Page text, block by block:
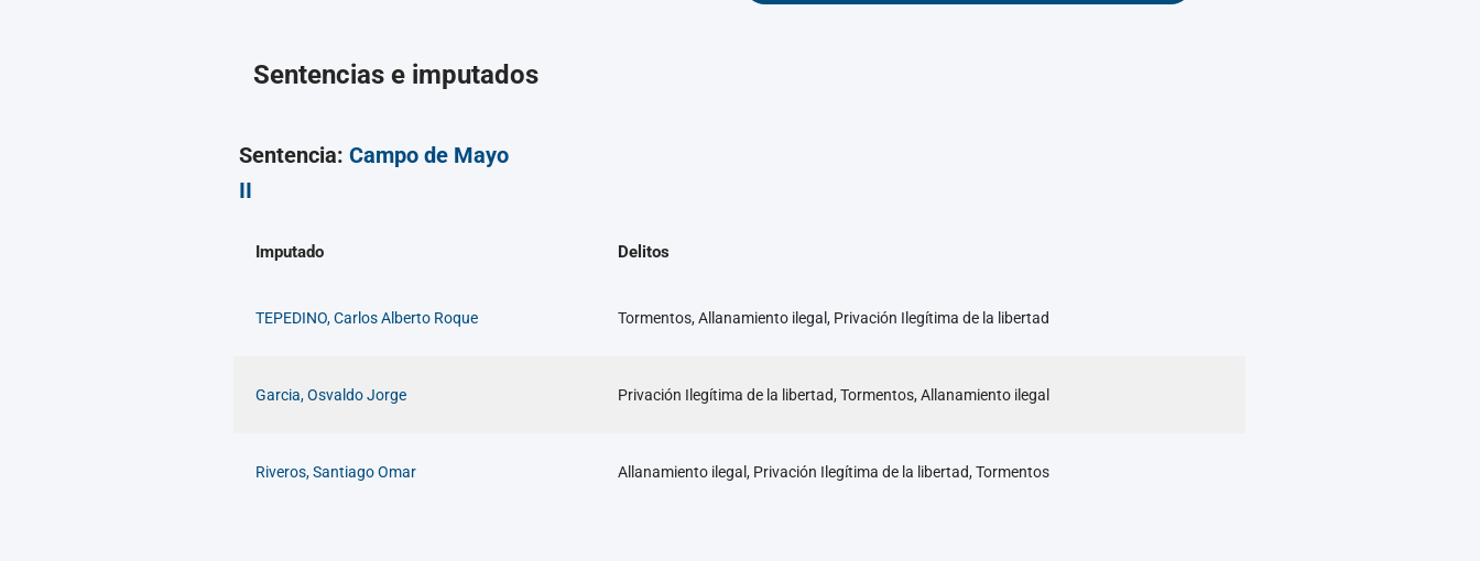
Sentencias e imputados
Sentencia:Campo de Mayo
II
Imputado Delitos
TEPEDINO, Carlos Alberto Roque Tormentos, Allanamiento ilegal, Privación Ilegítima de la libertad
Garcia, Osvaldo Jorge Privación Ilegítima de la libertad, Tormentos, Allanamiento ilegal
Riveros, Santiago Omar Allanamiento ilegal, Privación Ilegítima de la libertad, Tormentos